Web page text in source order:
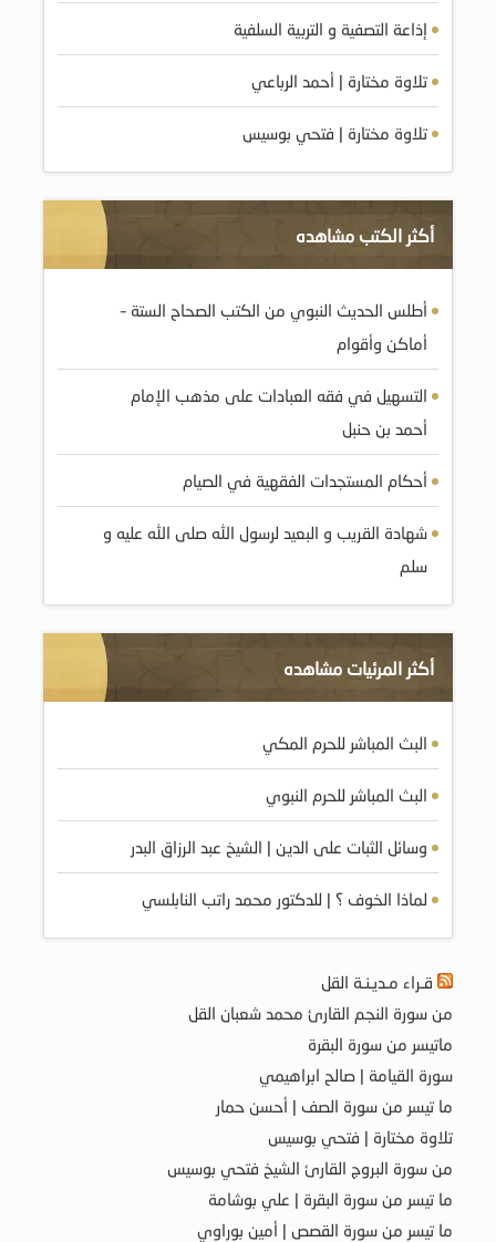
إذاعة التصفية و التربية السلفية
تلاوة مختارة | أحمد الرباعي
تلاوة مختارة | فتحي بوسيس
أكثر الكتب مشاهده
أطلس الحديث النبوي من الكتب الصحاح الستة –
أماكن وأقوام
التسهيل في فقه العبادات على مذهب الإمام
أحمد بن حنبل
أحكام المستجدات الفقهية في الصيام
شهادة القريب و البعيد لرسول الله صلى الله عليه و
سلم
أكثر المرئيات مشاهده
البث المباشر للحرم المكي
البث المباشر للحرم النبوي
وسائل الثبات على الدين | الشيخ عبد الرزاق البدر
لماذا الخوف ؟ | للدكتور محمد راتب النابلسي
قـراء مـديـنـة القل
من سورة النجم القارئ محمد شعبان القل
ماتيسر من سورة البقرة
سورة القيامة | صالح ابراهيمي
ما تيسر من سورة الصف | أحسن حمار
تلاوة مختارة | فتحي بوسيس
من سورة البروج القارئ الشيخ فتحي بوسيس
ما تيسر من سورة البقرة | علي بوشامة
ما تيسر من سورة القصص | أمين بوراوي